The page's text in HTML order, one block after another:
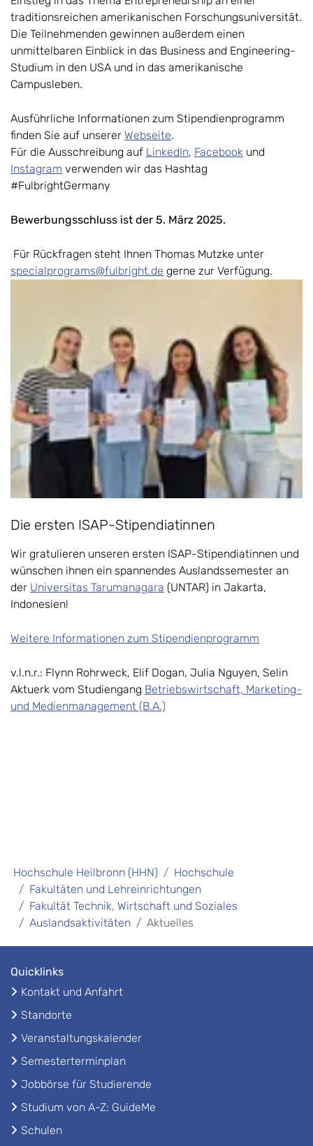
traditionsreichen amerikanischen Forschungsuniversität.
Die Teilnehmenden gewinnen außerdem einen
unmittelbaren Einblick in das Business and Engineering-
Studium in den USA und in das amerikanische
Campusleben.
Ausführliche Informationen zum Stipendienprogramm
finden Sie auf unserer Webseite.
Für die Ausschreibung auf LinkedIn, Facebook und
Instagram verwenden wir das Hashtag
#FulbrightGermany
Bewerbungsschluss ist der 5. März 2025.
Für Rückfragen steht Ihnen Thomas Mutzke unter
specialprograms@fulbright.de gerne zur Verfügung.
Die ​ersten ISAP-Stipendiatinnen
Wir gratulieren unseren ersten ISAP-Stipendiatinnen und
wünschen ihnen ein spannendes Auslandssemester an
der Universitas Tarumanagara (UNTAR) in Jakarta,
Indonesien!
Weitere Informationen zum Stipendienprogramm
v.l.n.r.: Flynn Rohrweck, Elif Dogan, Julia Nguyen, Selin
Aktuerk vom Studiengang Betriebswirtschaft, Marketing-
und Medienmanagement (B.A.)
Hochschule Heilbronn (HHN)
Hochschule
Fakultäten und Lehreinrichtungen
Fakultät Technik, Wirtschaft und Soziales
Auslandsaktivitäten
Aktuelles
Quicklinks
Kontakt und Anfahrt
Standorte
Veranstaltungskalender
Semesterterminplan
Jobbörse für Studierende
Studium von A-Z: GuideMe
Schulen